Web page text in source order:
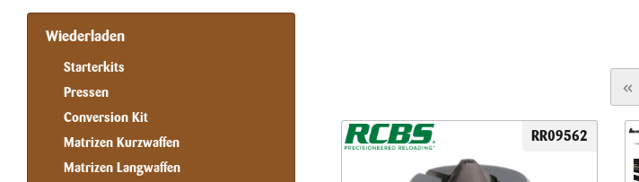
Wiederladen
Starterkits
Pressen
Conversion Kit
Matrizen Kurzwaffen
Matrizen Langwaffen
RR09562